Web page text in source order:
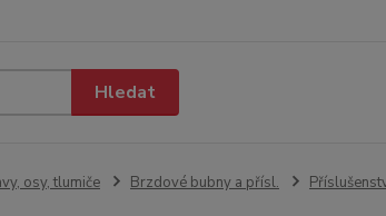
Hledat
osy, tlumiče Brzdové bubny a přísl.